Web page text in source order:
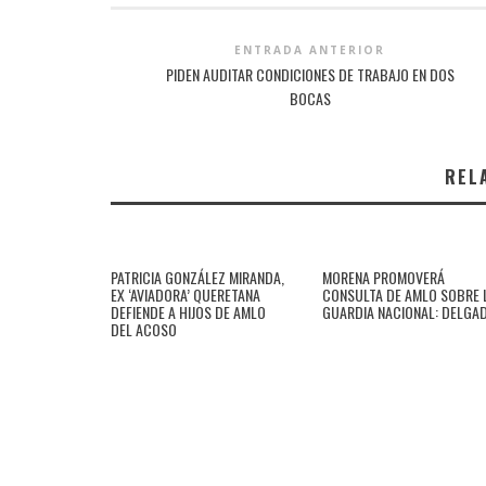
ENTRADA ANTERIOR
PIDEN AUDITAR CONDICIONES DE TRABAJO EN DOS
BOCAS
PATRICIA GONZÁLEZ MIRANDA,
EX ‘AVIADORA’ QUERETANA
DEFIENDE A HIJOS DE AMLO
DEL ACOSO
MORENA PROMOVERÁ
CONSULTA DE AMLO SOBRE
GUARDIA NACIONAL: